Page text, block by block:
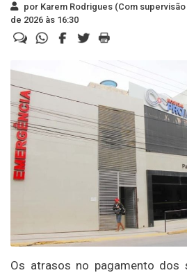
por Karem Rodrigues (Com
de 2026 às 16:30
Os atrasos no pagamento dos